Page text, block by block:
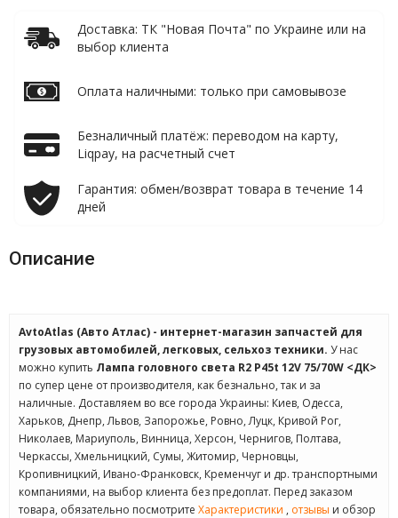
Доставка: ТК "Новая Почта" по Украине или на
выбор клиента
Оплата наличными: только при самовывозе
Безналичный платёж: переводом на карту,
Liqpay, на расчетный счет
Гарантия: обмен/возврат товара в течение 14
дней
Описание
AvtoAtlas (Авто Атлас) - интернет-магазин запчастей для
грузовых автомобилей, легковых, сельхоз техники. У нас
можно купить Лампа головного света R2 P45t 12V 75/70W <ДК>
по супер цене от производителя, как безнально, так и за
наличные. Доставляем во все города Украины: Киев, Одесса,
Харьков, Днепр, Львов, Запорожье, Ровно, Луцк, Кривой Рог,
Николаев, Мариуполь, Винница, Херсон, Чернигов, Полтава,
Черкассы, Хмельницкий, Сумы, Житомир, Черновцы,
Кропивницкий, Ивано-Франковск, Кременчуг и др. транспортными
компаниями, на выбор клиента без предоплат. Перед заказом
товара, обязательно посмотрите Характеристики , отзывы и обзор